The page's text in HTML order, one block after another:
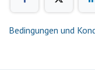
Bedingungen und